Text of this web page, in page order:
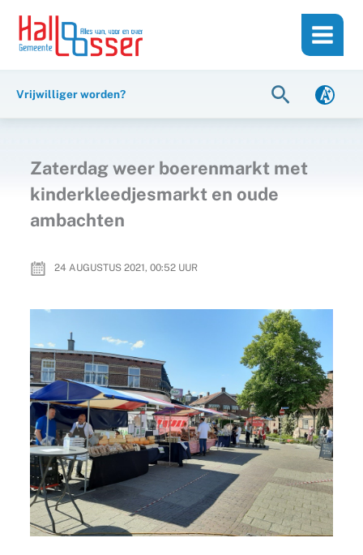
inhoud
naar
Vrijwilliger worden? Zoeken
Zaterdag weer boerenmarkt met
kinderkleedjesmarkt en oude
ambachten
24 AUGUSTUS 2021, 00:52UUR